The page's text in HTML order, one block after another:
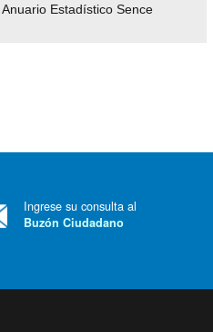
Anuario Estadístico Sence
Solicitud Audiencias y
Ingrese su consulta al
Buzón Ciudadano